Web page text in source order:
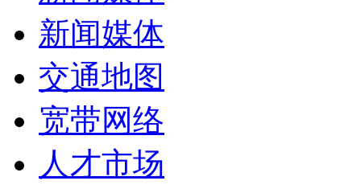
新闻媒体
交通地图
宽带网络
人才市场